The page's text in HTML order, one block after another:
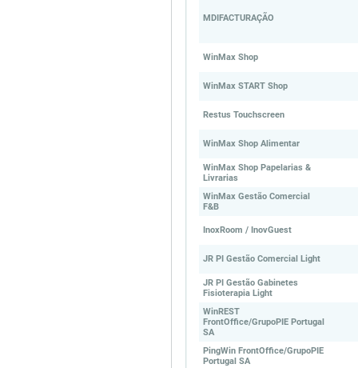
MDIFACTURAÇÃO
WinMax Shop
WinMax START Shop
Restus Touchscreen
WinMax Shop Alimentar
WinMax Shop Papelarias &
Livrarias
WinMax Gestão Comercial
F&B
InoxRoom / InovGuest
JR PI Gestão Comercial Light
JR PI Gestão Gabinetes
Fisioterapia Light
WinREST
FrontOffice/GrupoPIE Portugal
SA
PingWin FrontOffice/GrupoPIE
Portugal SA